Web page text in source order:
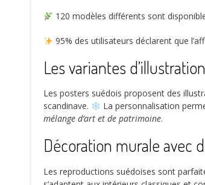
120 modèles différents sont
95% des utilisateurs déclarent que
Les variantes
Les posters suédois proposent des
scandinave.
La personnalisation
mélange d’art et de patrimoine.
Décoration murale avec
Les reproductions suédoises sont